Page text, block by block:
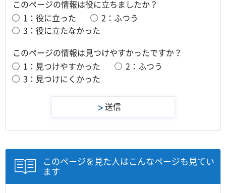
このページの情報は役に立ちましたか？
1：役に立った
2：ふつう
3：役に立たなかった
このページの情報は見つけやすかったですか？
1：見つけやすかった
2：ふつう
3：見つけにくかった
このページを見た人はこんなページも見てい
ます